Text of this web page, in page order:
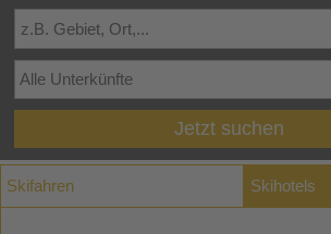
Jetzt suchen
Skifahren Skihotels